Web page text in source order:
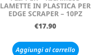
LAMETTE IN PLASTICA PER
EDGE SCRAPER – 10PZ
€17.90
Aggiungi al carrello